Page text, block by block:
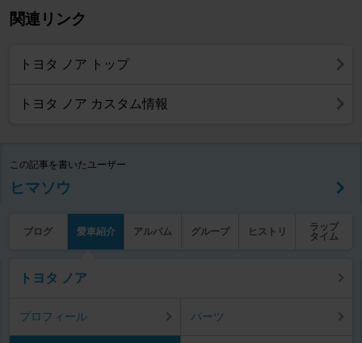
関連リンク
トヨタ ノア トップ
トヨタ ノア カスタム情報
この記事を書いたユーザー
ヒマソウ
ブログ 愛車紹介 アルバム グループ ヒストリ
ラップ
タイム
トヨタ ノア
プロフィール パーツ